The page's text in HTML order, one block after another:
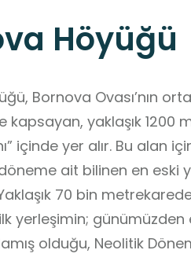
Höyüğü
Bornova Ovası’nın
kapsayan, yaklaşık 1200
içinde yer alır. Bu alan
ait bilinen en eski
yerleşimin; günümüzden
olduğu, Neolitik